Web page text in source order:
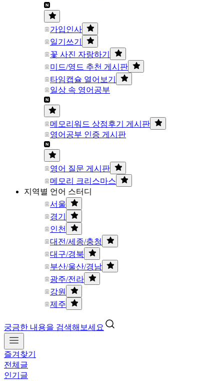
가입인사
일기쓰기
꽃 사진 자랑하기
미드/영드 추천 게시판
타임캡슐 열어보기
일상 속 영어공부
메모리워드 상점후기 게시판
영어공부 인증 게시판
영어 질문 게시판
메모리 크리스마스
지역별 언어 스터디
서울
경기
인천
대전/세종/충청
대구/경북
부산/울산/경남
광주/전라
강원
제주
궁금한 내용을 검색해보세요
즐겨찾기
전체글
인기글